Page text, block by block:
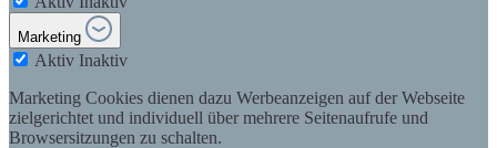
Marketing
Aktiv Inaktiv
Marketing Cookies dienen dazu Werbeanzeigen auf der Webseite
zielgerichtet und individuell über mehrere Seitenaufrufe und
Browsersitzungen zu schalten.